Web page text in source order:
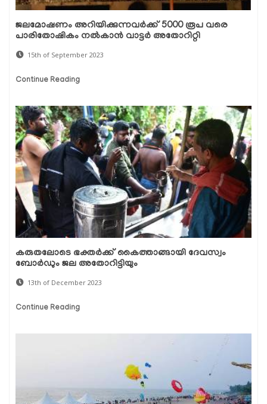
ജലമോഷണം അറിയിക്കുന്നവർക്ക് 5000 രൂപ വരെ
പാരിതോഷികം നൽകാൻ വാട്ടർ അതോറിറ്റി
15th of September 2023
Continue Reading
കരുതലോടെ ഭക്തര്‍ക്ക് കൈത്താങ്ങായി ദേവസ്വം
ബോര്‍ഡും ജല അതോറിട്ടിയും
13th of December 2023
Continue Reading